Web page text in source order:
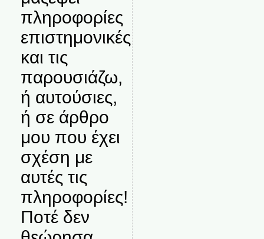
πληροφορίες
επιστημονικές
και τις
παρουσιάζω,
ή αυτούσιες,
ή σε άρθρο
μου που έχει
σχέση με
αυτές τις
πληροφορίες!
Ποτέ δεν